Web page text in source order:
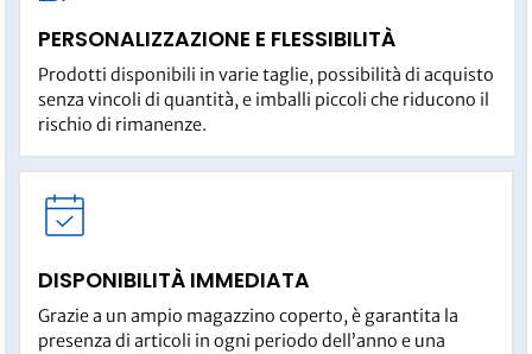
PERSONALIZZAZIONE E FLESSIBILITÀ
Prodotti disponibili in varie taglie, possibilità di acquisto
senza vincoli di quantità, e imballi piccoli che riducono il
rischio di rimanenze.
DISPONIBILITÀ IMMEDIATA
Grazie a un ampio magazzino coperto, è garantita la
presenza di articoli in ogni periodo dell’anno e una